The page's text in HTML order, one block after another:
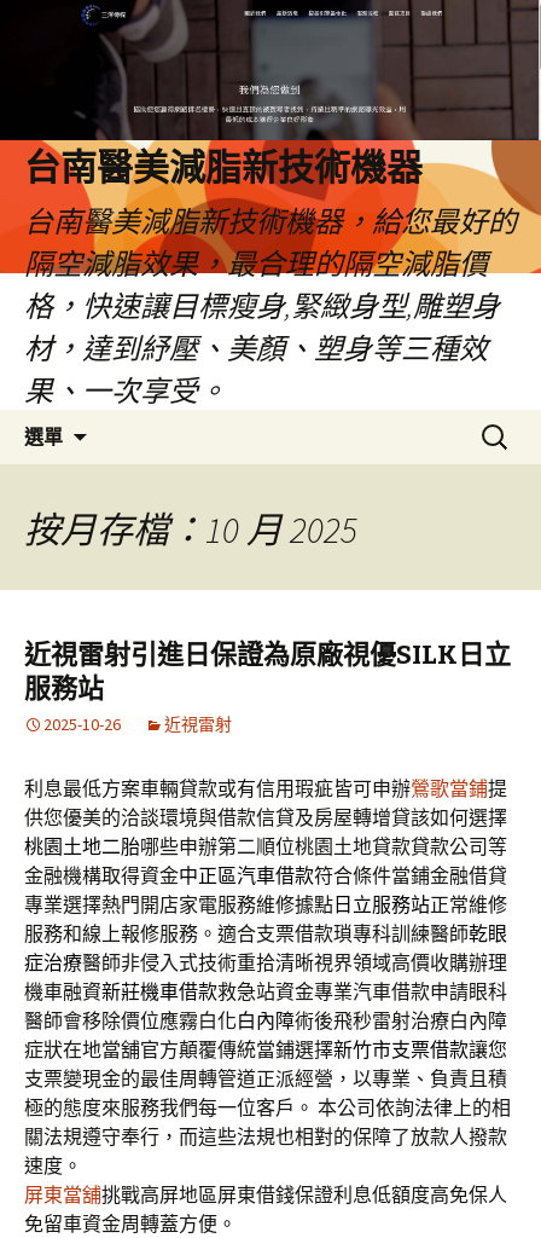
台南醫美減脂新技術機器
台南醫美減脂新技術機器，給您最好的
隔空減脂效果，最合理的隔空減脂價
格，快速讓目標瘦身,緊緻身型,雕塑身
材，達到紓壓、美顏、塑身等三種效
果、一次享受。
選單
容
搜
尋
按月存檔：10 月 2025
近視雷射引進日保證為原廠視優SILK日立
服務站
2025-10-26 近視雷射
利息最低方案車輛貸款或有信用瑕疵皆可申辦鶯歌當鋪提
供您優美的洽談環境與借款信貸及房屋轉增貸該如何選擇
桃園土地二胎哪些申辦第二順位桃園土地貸款貸款公司等
金融機構取得資金中正區汽車借款符合條件當鋪金融借貸
專業選擇熱門開店家電服務維修據點日立服務站正常維修
服務和線上報修服務。適合支票借款瑣專科訓練醫師乾眼
症治療醫師非侵入式技術重拾清晰視界領域高價收購辦理
機車融資新莊機車借款救急站資金專業汽車借款申請眼科
醫師會移除價位應霧白化白內障術後飛秒雷射治療白內障
症狀在地當舖官方顛覆傳統當鋪選擇新竹市支票借款讓您
支票變現金的最佳周轉管道正派經營，以專業、負責且積
極的態度來服務我們每一位客戶。 本公司依詢法律上的相
關法規遵守奉行，而這些法規也相對的保障了放款人撥款
速度。
屏東當舖挑戰高屏地區屏東借錢保證利息低額度高免保人
免留車資金周轉蓋方便。